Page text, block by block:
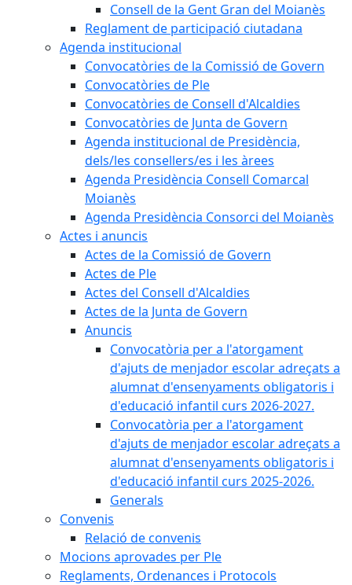
Consell de la Gent Gran del Moianès
Reglament de participació ciutadana
Agenda institucional
Convocatòries de la Comissió de Govern
Convocatòries de Ple
Convocatòries de Consell d'Alcaldies
Convocatòries de Junta de Govern
Agenda institucional de Presidència,
dels/les consellers/es i les àrees
Agenda Presidència Consell Comarcal
Moianès
Agenda Presidència Consorci del Moianès
Actes i anuncis
Actes de la Comissió de Govern
Actes de Ple
Actes del Consell d'Alcaldies
Actes de la Junta de Govern
Anuncis
Convocatòria per a l'atorgament
d'ajuts de menjador escolar adreçats a
alumnat d'ensenyaments obligatoris i
d'educació infantil curs 2026-2027.
Convocatòria per a l'atorgament
d'ajuts de menjador escolar adreçats a
alumnat d'ensenyaments obligatoris i
d'educació infantil curs 2025-2026.
Generals
Convenis
Relació de convenis
Mocions aprovades per Ple
Reglaments, Ordenances i Protocols